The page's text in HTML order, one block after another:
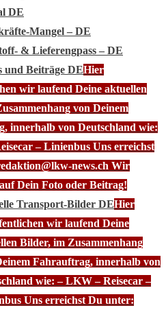
DE
Mangel – DE
& Lieferengpass – DE
und Beiträge DEHier
wir laufend Deine aktuellen
von Deinem
innerhalb von Deutschland wie:
– Linienbus Uns erreichst
news.ch Wir
Dein Foto oder Beitrag!
Transport-Bilder DEHier
wir laufend Deine
Bilder, im Zusammenhang
Fahrauftrag, innerhalb von
wie: – LKW – Reisecar –
Uns erreichst Du unter: